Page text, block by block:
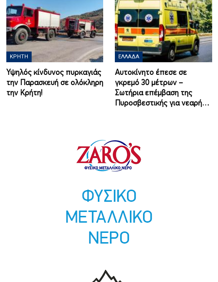
ΚΡΉΤΗ
Υψηλός κίνδυνος πυρκαγιάς
την Παρασκευή σε ολόκληρη
την Κρήτη!
ΕΛΛΆΔΑ
Αυτοκίνητο έπεσε σε
γκρεμό 30 μέτρων –
Σωτήρια επέμβαση της
Πυροσβεστικής για νεαρή…